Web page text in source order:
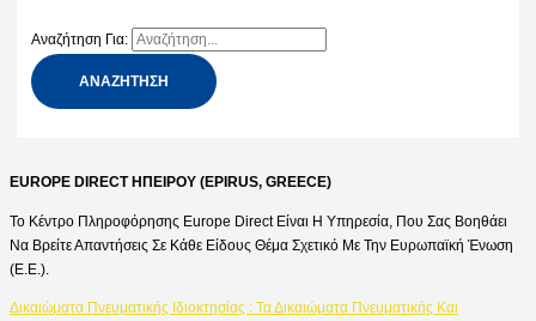
Αναζήτηση Για:
EUROPE DIRECT ΗΠΕΙΡΟΥ (EPIRUS, GREECE)
Το Κέντρο Πληροφόρησης Europe Direct Είναι Η Υπηρεσία, Που Σας Βοηθάει
Να Βρείτε Απαντήσεις Σε Κάθε Είδους Θέμα Σχετικό Με Την Ευρωπαϊκή Ένωση
(Ε.Ε.).
Δικαιώματα Πνευματικής Ιδιοκτησίας : Τα Δικαιώματα Πνευματικής Και